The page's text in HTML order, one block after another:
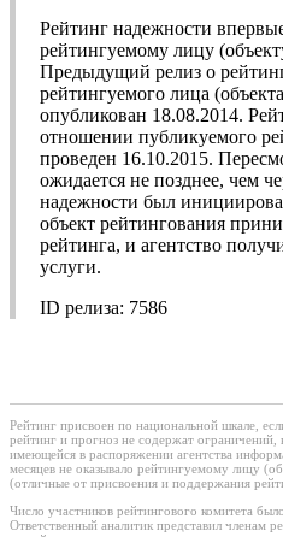
Рейтинг надежности
рейтингуемому лицу
Предыдущий релиз о
рейтингуемого лица
опубликован 18.08.2014.
отношении публикуемого
проведен 16.10.2015.
ожидается не позднее, чем
надежности был
объект рейтингования
рейтинга, и агентство
услуги.
ID релиза: 7586
Рейтинг присвоен по национальной шкале,
рейтинг и прогноз не содержат ограничений,
имеющейся в распоряжении агентства
месяцев не оказывало рейтингуемому лицу
(отличные от присвоения и поддержания
Число участников рейтингового комитета
Ответственный аналитик представил членам